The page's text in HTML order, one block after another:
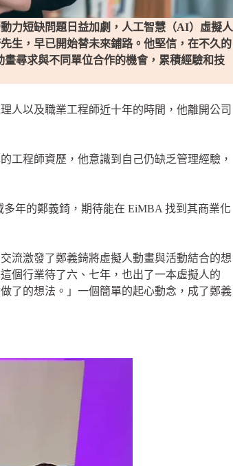
力短缺問題日益加劇，人工智慧（AI）虛擬人
生，早已開始替未來鋪路。他堅信，在不久的
尋求與不同單位合作的機會，累積經驗和技
人以及職業工程師近十年的時間，他離開公司
工程師資歷，他意識到自己仍缺乏管理經驗，
年的鄭義錡，期待能在 EiMBA 找到其商業化
流激發了鄭義錡將虛擬人動畫與活動結合的想
個行業待了六、七年，也出了一本虛擬人的
了的想法。」一個簡單的起心動念，成了鄭義